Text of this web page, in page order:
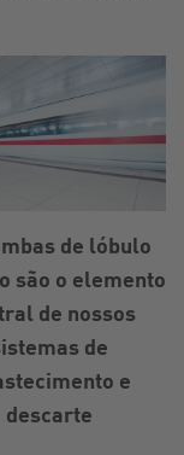
de lóbulo
são o elemento
de nossos
de
e
descarte